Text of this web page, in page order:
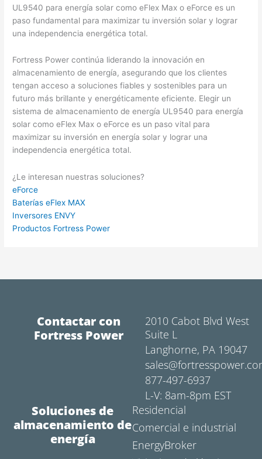
UL9540 para energía solar como eFlex Max o eForce es un
paso fundamental para maximizar tu inversión solar y lograr
una independencia energética total.
Fortress Power continúa liderando la innovación en
almacenamiento de energía, asegurando que los clientes
tengan acceso a soluciones fiables y sostenibles para un
futuro más brillante y energéticamente eficiente. Elegir un
sistema de almacenamiento de energía UL9540 para energía
solar como eFlex Max o eForce es un paso vital para
maximizar su inversión en energía solar y lograr una
independencia energética total.
¿Le interesan nuestras soluciones?
eForce
Baterías eFlex MAX
Inversores ENVY
Productos Fortress Power
Contactar con
Fortress Power
2010 Cabot Blvd West
Suite L
Langhorne, PA 19047
877-497-6937
L-V: 8am-8pm EST
Soluciones de
almacenamiento de
energía
Residencial
Comercial e industrial
EnergyBroker